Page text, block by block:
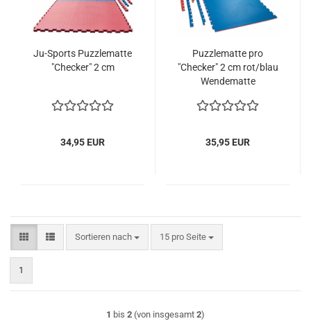
Ju-Sports Puzzlematte
"Checker" 2 cm
34,95 EUR
Puzzlematte pro
"Checker" 2 cm rot/blau
Wendematte
35,95 EUR
Sortieren nach
Sortieren nach 15 pro Seite
pro Seite
1
1 bis 2 (von insgesamt 2)